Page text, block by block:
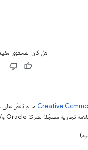
هل كان المحتوى
ما لم يُنصّ على